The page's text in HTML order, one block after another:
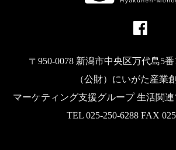
〒950-0078 新潟市中央区万代島5
（公財）にいがた産業
マーケティング支援グループ 生活関
TEL 025-250-6288 FAX